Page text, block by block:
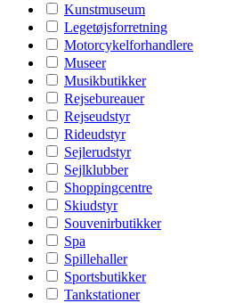
Kunstmuseum
Legetøjsforretning
Motorcykelforhandlere
Museer
Musikbutikker
Rejsebureauer
Rejseudstyr
Rideudstyr
Sejlerudstyr
Sejlklubber
Shoppingcentre
Skiudstyr
Souvenirbutikker
Spa
Spillehaller
Sportsbutikker
Tankstationer